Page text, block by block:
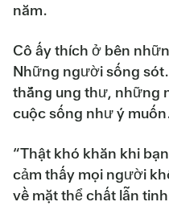
năm.
Cô ấy thích ở bên
Những người sống
thắng ung thư, những
cuộc sống như ý
“Thật khó khăn khi
cảm thấy mọi người
về mặt thể chất lẫn